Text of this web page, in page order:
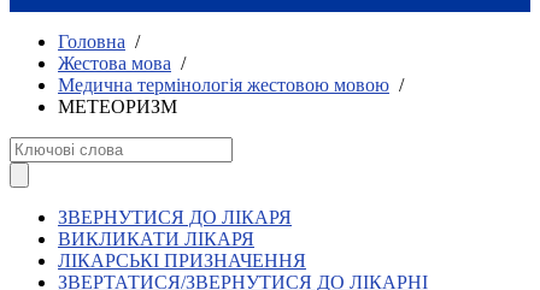
жестову мову.
УТОГ»: прийом заявок 2023
Флешмоб «Історії успіхів, які надихають»
Переклад жестовою мовою
Діяльність УТОГ
92 роки УТОГ
93 роки УТОГ
Історії та спогади ветеранів УТОГ
Кадрові зміни
Головна /
Жестова мова /
Медична термінологія жестовою мовою /
МЕТЕОРИЗМ
ЗВЕРНУТИСЯ ДО ЛІКАРЯ
ВИКЛИКАТИ ЛІКАРЯ
ЛІКАРСЬКІ ПРИЗНАЧЕННЯ
ЗВЕРТАТИСЯ/ЗВЕРНУТИСЯ ДО ЛІКАРНІ